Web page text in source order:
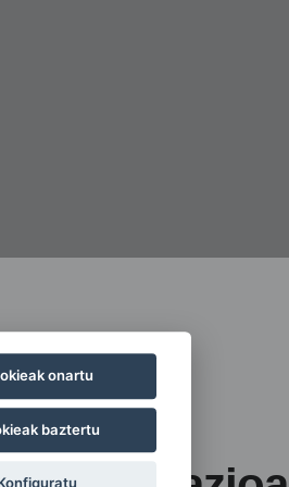
onartu
baztertu